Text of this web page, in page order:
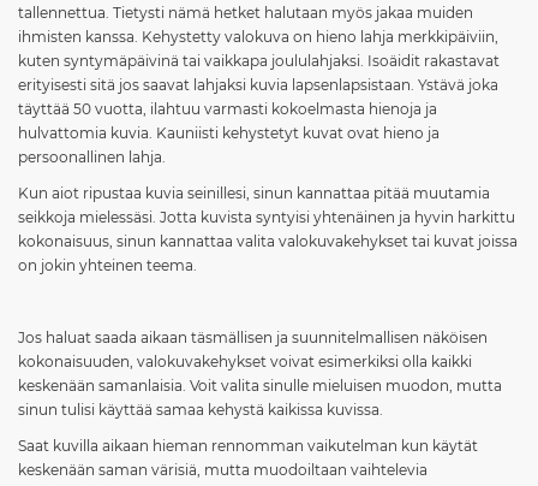
tallennettua. Tietysti nämä hetket halutaan myös jakaa muiden
ihmisten kanssa. Kehystetty valokuva on hieno lahja merkkipäiviin,
kuten syntymäpäivinä tai vaikkapa joululahjaksi. Isoäidit rakastavat
erityisesti sitä jos saavat lahjaksi kuvia lapsenlapsistaan. Ystävä joka
täyttää 50 vuotta, ilahtuu varmasti kokoelmasta hienoja ja
hulvattomia kuvia. Kauniisti kehystetyt kuvat ovat hieno ja
persoonallinen lahja.
Kun aiot ripustaa kuvia seinillesi, sinun kannattaa pitää muutamia
seikkoja mielessäsi. Jotta kuvista syntyisi yhtenäinen ja hyvin harkittu
kokonaisuus, sinun kannattaa valita valokuvakehykset tai kuvat joissa
on jokin yhteinen teema.
Jos haluat saada aikaan täsmällisen ja suunnitelmallisen näköisen
kokonaisuuden, valokuvakehykset voivat esimerkiksi olla kaikki
keskenään samanlaisia. Voit valita sinulle mieluisen muodon, mutta
sinun tulisi käyttää samaa kehystä kaikissa kuvissa.
Saat kuvilla aikaan hieman rennomman vaikutelman kun käytät
keskenään saman värisiä, mutta muodoiltaan vaihtelevia